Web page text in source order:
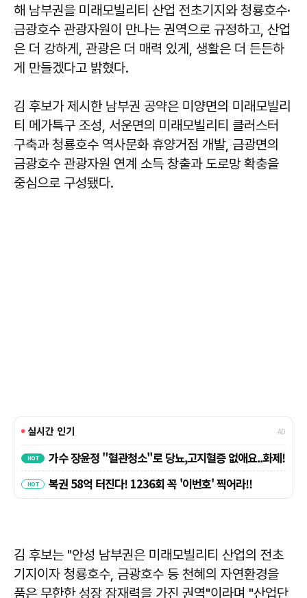
해 남부권을 미래모빌리티 산업 전초기지와 청룡호수·
금광호수 관광자원이 만나는 권역으로 규정하고, 산업
은 더 강하게, 관광은 더 매력 있게, 생활은 더 든든하
게 만들겠다고 밝혔다.
김 후보가 제시한 남부권 공약은 미양면의 미래모빌리
티 메가특구 조성, 서운면의 미래모빌리티 클러스터
구축과 청룡호수 역사문화 휴양거점 개발, 금광면의
금광호수 관광자원 연계 소득 창출과 도로망 확충을
중심으로 구성됐다.
김 후보는 "안성 남부권은 미래모빌리티 산업의 전초
기지이자 청룡호수, 금광호수 등 천혜의 자연환경을
품은 무한한 성장 잠재력을 가진 권역"이라며 "산업단